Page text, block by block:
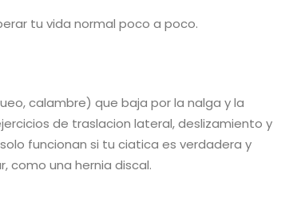
tu vida normal poco a poco.
calambre) que baja por la nalga y la
de traslacion lateral, deslizamiento y
funcionan si tu ciatica es verdadera y
como una hernia discal.